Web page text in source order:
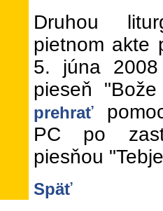
Druhou
pietnom akte
5. júna
pieseň
prehrať
PC po
piesňou
Späť